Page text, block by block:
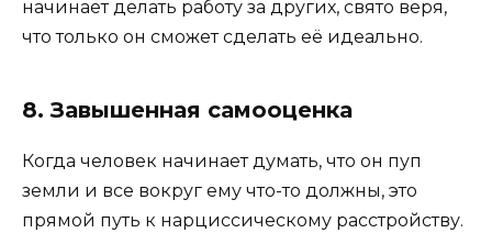
начинает делать работу за других, свято веря,
что только он сможет сделать её идеально.
8. Завышенная самооценка
Когда человек начинает думать, что он пуп
земли и все вокруг ему что-то должны, это
прямой путь к нарциссическому расстройству.